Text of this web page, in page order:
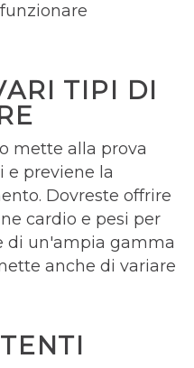
TIPI DI
mette alla prova
e previene la
Dovreste offrire
cardio e pesi per
di un'ampia gamma
anche di variare